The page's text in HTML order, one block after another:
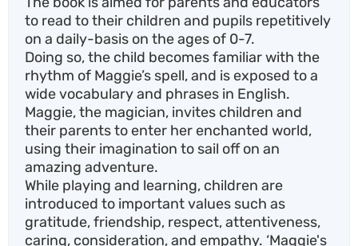
to read to their children and pupils repetitively
on a daily-basis on the ages of 0-7.
Doing so, the child becomes familiar with the
rhythm of Maggie’s spell, and is exposed to a
wide vocabulary and phrases in English.
Maggie, the magician, invites children and
their parents to enter her enchanted world,
using their imagination to sail off on an
amazing adventure.
While playing and learning, children are
introduced to important values such as
gratitude, friendship, respect, attentiveness,
caring, consideration, and empathy. ‘Maggie's